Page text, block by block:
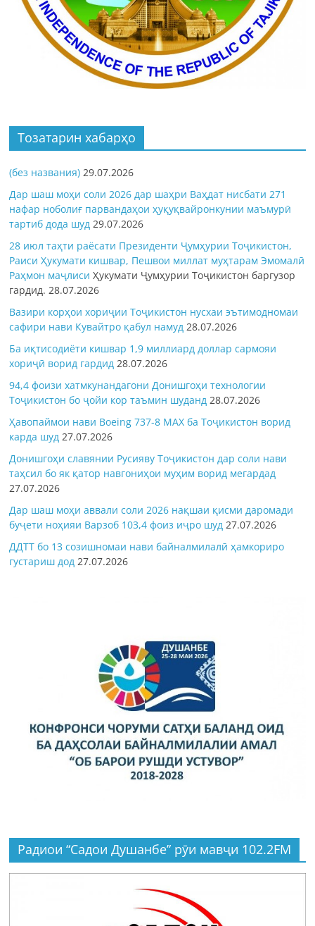
Тозатарин хабарҳо
(без названия) 29.07.2026
Дар шаш моҳи соли 2026 дар шаҳри Ваҳдат нисбати 271
нафар ноболиғ парвандаҳои ҳуқуқвайронкунии маъмурӣ
тартиб дода шуд 29.07.2026
28 июл таҳти раёсати Президенти Ҷумҳурии Тоҷикистон,
Раиси Ҳукумати кишвар, Пешвои миллат муҳтарам Эмомалӣ
Раҳмон маҷлисиҲукумати Ҷумҳурии Тоҷикистон баргузор
гардид.28.07.2026
Вазири корҳои хориҷии Тоҷикистон нусхаи эътимодномаи
сафири нави Кувайтро қабул намуд 28.07.2026
Ба иқтисодиёти кишвар 1,9 миллиард доллар сармояи
хориҷӣ ворид гардид 28.07.2026
94,4 фоизи хатмкунандагони Донишгоҳи технологии
Тоҷикистон бо ҷойи кор таъмин шуданд 28.07.2026
Ҳавопаймои нави Boeing 737-8 MAX ба Тоҷикистон ворид
карда шуд 27.07.2026
Донишгоҳи славянии Русияву Тоҷикистон дар соли нави
таҳсил бо як қатор навгониҳои муҳим ворид мегардад
27.07.2026
Дар шаш моҳи аввали соли 2026 нақшаи қисми даромади
буҷети ноҳияи Варзоб 103,4 фоиз иҷро шуд 27.07.2026
ДДТТ бо 13 созишномаи нави байналмилалӣ ҳамкориро
густариш дод 27.07.2026
Радиои “Садои Душанбе” рӯи мавҷи 102.2FM